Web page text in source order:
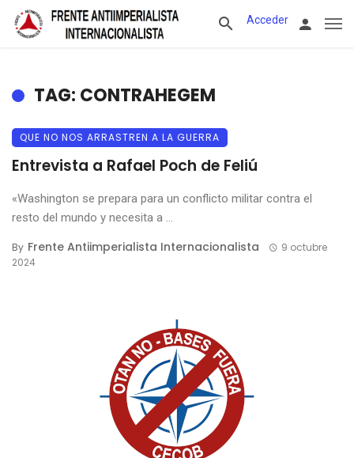
Acceder
TAG: CONTRAHEGEM
QUE NO NOS ARRASTREN A LA GUERRA
Entrevista a Rafael Poch de Feliú
«Washington se prepara para un conflicto militar contra el
resto del mundo y necesita a ...
By Frente Antiimperialista Internacionalista
9 octubre
2024